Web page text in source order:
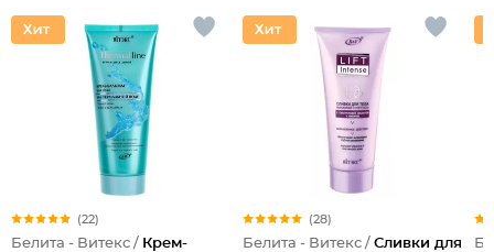
(22)
Белита - Витекс / Крем-
(28)
Белита - Витекс / Сливки для